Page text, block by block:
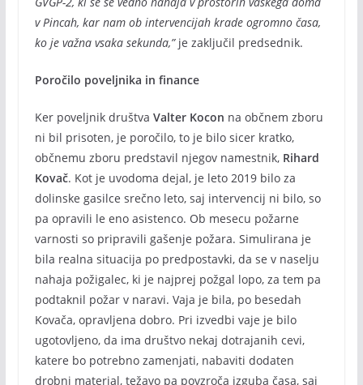
v Pincah, kar nam ob intervencijah krade ogromno časa,
ko je važna vsaka sekunda,”je zaključil predsednik.
Poročilo poveljnika in finance
Ker poveljnik društva Valter Kocon na občnem zboru
ni bil prisoten, je poročilo, to je bilo sicer kratko,
občnemu zboru predstavil njegov namestnik, Rihard
Kovač. Kot je uvodoma dejal, je leto 2019 bilo za
dolinske gasilce srečno leto, saj intervencij ni bilo, so
pa opravili le eno asistenco. Ob mesecu požarne
varnosti so pripravili gašenje požara. Simulirana je
bila realna situacija po predpostavki, da se v naselju
nahaja požigalec, ki je najprej požgal lopo, za tem pa
podtaknil požar v naravi. Vaja je bila, po besedah
Kovača, opravljena dobro. Pri izvedbi vaje je bilo
ugotovljeno, da ima društvo nekaj dotrajanih cevi,
katere bo potrebno zamenjati, nabaviti dodaten
drobni material, težavo pa povzroča izguba časa, saj